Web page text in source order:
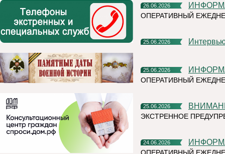
26.06.2026
ОПЕРАТИВНЫЙ
25.06.2026
25.06.2026
ОПЕРАТИВНЫЙ
25.06.2026
ЭКСТРЕННОЕ
24.06.2026